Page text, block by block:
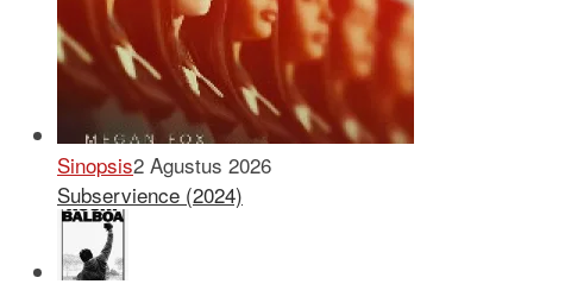
Sinopsis2 Agustus 2026
Subservience (2024)